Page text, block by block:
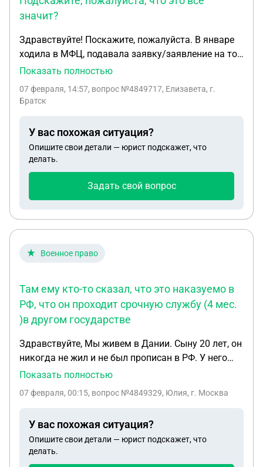
значит?
Здравствуйте! Поскажите, пожалуйста. В январе
ходила в МФЦ, подавала заявку/заявление на то,
чтобы списать долги по кредитам, займам и тд и
"федресурс". Ответ пришёл, но ничего не понятно,
Показать полностью
07 февраля, 14:57, вопрос №4849717, Елизавета, г.
Братск
У вас похожая ситуация?
Опишите свои детали — юрист подскажет, что
делать.
Задать свой вопрос
Военное право
Там ему кто-то сказал, что это наказуемо в
РФ, что он проходит срочную службу (4 мес.
)в другом государстве
Здравствуйте, Мы живем в Дании. Сыну 20 лет, он
никогда не жил и не был прописан в РФ. У него
есть гражданство РФ и загранпаспорт.
также есть гражданство Дании. Здесь в армию
пойти добровольцем и только что начал
прохождение. Там ему кто-то сказал, что это
наказуемо в РФ, что он проходит срочную службу
Показать полностью
07 февраля, 00:15, вопрос №4849329, Юлия, г. Москва
У вас похожая ситуация?
Опишите свои детали — юрист подскажет, что
делать.